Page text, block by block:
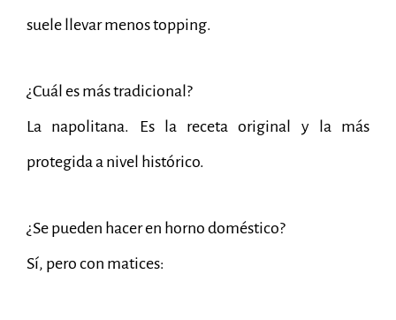
suele llevar menos topping.
¿Cuál es más tradicional?
La napolitana. Es la receta original y la más
protegida a nivel histórico.
¿Se pueden hacer en horno doméstico?
Sí, pero con matices: